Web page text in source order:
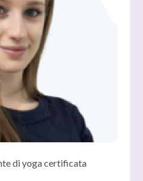
di yoga certificata